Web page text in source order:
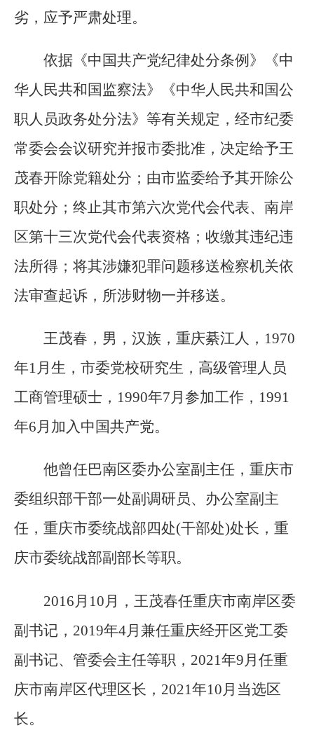
劣，应予严肃处理。
依据《中国共产党纪律处分条例》《中
华人民共和国监察法》《中华人民共和国公
职人员政务处分法》等有关规定，经市纪委
常委会会议研究并报市委批准，决定给予王
茂春开除党籍处分；由市监委给予其开除公
职处分；终止其市第六次党代会代表、南岸
区第十三次党代会代表资格；收缴其违纪违
法所得；将其涉嫌犯罪问题移送检察机关依
法审查起诉，所涉财物一并移送。
王茂春，男，汉族，重庆綦江人，1970
年1月生，市委党校研究生，高级管理人员
工商管理硕士，1990年7月参加工作，1991
年6月加入中国共产党。
他曾任巴南区委办公室副主任，重庆市
委组织部干部一处副调研员、办公室副主
任，重庆市委统战部四处(干部处)处长，重
庆市委统战部副部长等职。
2016月10月，王茂春任重庆市南岸区委
副书记，2019年4月兼任重庆经开区党工委
副书记、管委会主任等职，2021年9月任重
庆市南岸区代理区长，2021年10月当选区
长。